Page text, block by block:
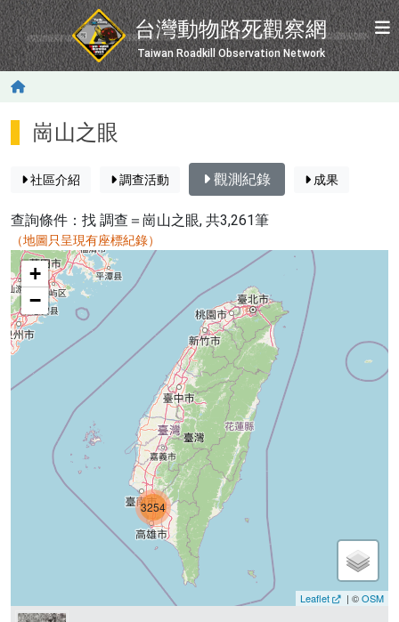
移至主內容
台灣動物路死觀察網
Taiwan Roadkill Observation Network
崗山之眼
社區介紹 調查活動 觀測紀錄 成果
查詢條件：找 調查＝崗山之眼, 共3,261筆
（地圖只呈現有座標紀錄）
map
3254
+
−
Leaflet | ©OSM